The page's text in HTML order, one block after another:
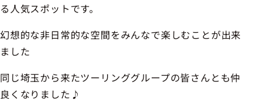
る人気スポットです。
幻想的な非日常的な空間をみんなで楽しむことが出来
ました
同じ埼玉から来たツーリンググループの皆さんとも仲
良くなりました♪